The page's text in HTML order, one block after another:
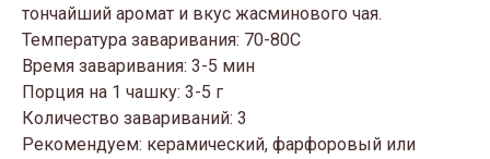
тончайший аромат и вкус жасминового чая.
Температура заваривания: 70-80С
Время заваривания: 3-5 мин
Порция на 1 чашку: 3-5 г
Количество завариваний: 3
Рекомендуем: керамический, фарфоровый или